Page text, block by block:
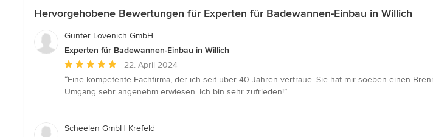
Hervorgehobene Bewertungen für Experten für Badewannen-Einbau in Willich
Günter Lövenich GmbH
Experten für Badewannen-Einbau in Willich
Durchschnittliche
Bewertung:
5
Sternen
22. April 2024
“Eine kompetente Fachfirma, der ich seit über 40 Jahren vertraue. Sie hat mir soeben einen
Umgang sehr angenehm erwiesen. Ich bin sehr zufrieden!”
Scheelen GmbH Krefeld